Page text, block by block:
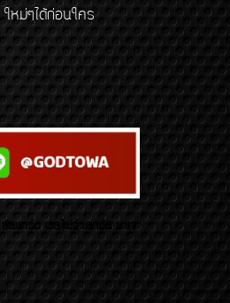
หม่ๆได้ก่อนใคร
พาร์ด เวลไฟร์ เลกซัส มาเจ